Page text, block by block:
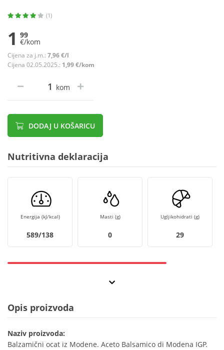
(1)
1 99
€/kom
Cijena za j.m.: 7,96 €/l
Cijena 02.05.2025.: 1,99 €/kom
kom
DODAJ U KOŠARICU
Nutritivna deklaracija
Energija (kJ/kcal)
589/138
Masti (g)
0
Ugljikohidrati (g)
29
Opis proizvoda
Naziv proizvoda:
Balzamični ocat iz Modene. Aceto Balsamico di Modena IGP.